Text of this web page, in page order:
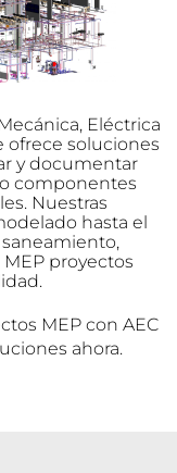
Eléctrica
ofrece soluciones
y documentar
componentes
Nuestras
hasta el
proyectos
MEP con AEC
ahora.